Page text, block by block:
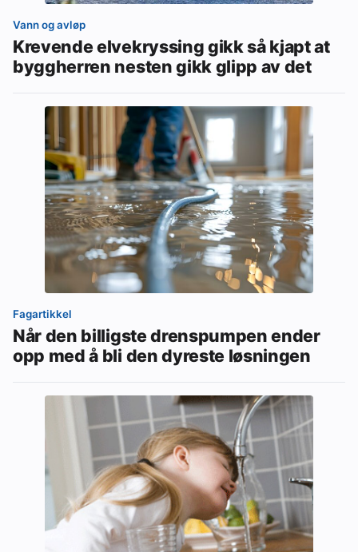
Vann og avløp
Krevende elvekryssing gikk så kjapt at
byggherren nesten gikk glipp av det
Fagartikkel
Når den billigste drenspumpen ender
opp med å bli den dyreste løsningen